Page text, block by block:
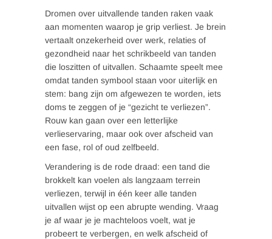
Dromen over uitvallende tanden raken vaak
aan momenten waarop je grip verliest. Je brein
vertaalt onzekerheid over werk, relaties of
gezondheid naar het schrikbeeld van tanden
die loszitten of uitvallen. Schaamte speelt mee
omdat tanden symbool staan voor uiterlijk en
stem: bang zijn om afgewezen te worden, iets
doms te zeggen of je “gezicht te verliezen”.
Rouw kan gaan over een letterlijke
verlieservaring, maar ook over afscheid van
een fase, rol of oud zelfbeeld.
Verandering is de rode draad: een tand die
brokkelt kan voelen als langzaam terrein
verliezen, terwijl in één keer alle tanden
uitvallen wijst op een abrupte wending. Vraag
je af waar je je machteloos voelt, wat je
probeert te verbergen, en welk afscheid of